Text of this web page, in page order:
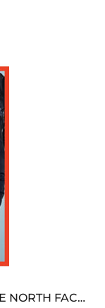
ノースフェイス 偽物 ダウン人気【THE NORTH FACE】M'S 7 SUMMIT HIM...